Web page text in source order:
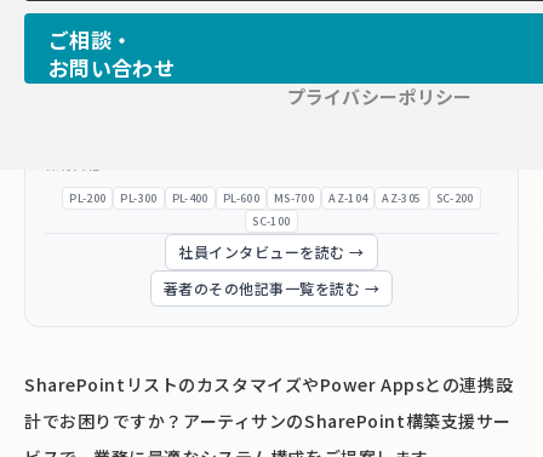
ご相談・
お問い合わせ
プライバシーポリシー
希望の場合はお気軽にお問い合わせください！
2025 Microsoft MVP（Power Apps・Power Auto
mate）
2026 Microsoft MVP（SharePoint・Power Autom
PL-200 PL-300 PL-400 PL-600 MS-700 AZ-104 AZ-305
SC-200
SC-100
社員インタビューを読む →
著者のその他記事一覧を読む →
SharePointリストのカスタマイズやPower Appsとの連携設
計でお困りですか？アーティサンのSharePoint構築支援サー